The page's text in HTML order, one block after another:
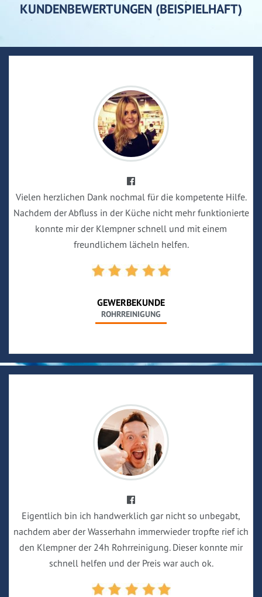
KUNDENBEWERTUNGEN (BEISPIELHAFT)
Vielen herzlichen Dank nochmal für die kompetente Hilfe.
Nachdem der Abfluss in der Küche nicht mehr funktionierte
konnte mir der Klempner schnell und mit einem
freundlichem lächeln helfen.
GEWERBEKUNDE
ROHRREINIGUNG
Eigentlich bin ich handwerklich gar nicht so unbegabt,
nachdem aber der Wasserhahn immerwieder tropfte rief ich
den Klempner der 24h Rohrreinigung. Dieser konnte mir
schnell helfen und der Preis war auch ok.